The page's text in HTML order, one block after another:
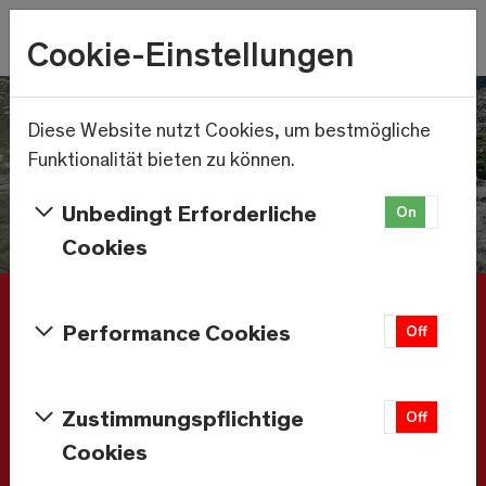
Skip to main content
18.3°C
Wetter
Unterkunft buchen
Erwachsene
Cookie-Einstellungen
Diese Website nutzt Cookies, um bestmögliche
Funktionalität bieten zu können.
Unbedingt Erforderliche
Cookies
On Off
Performance Cookies Off
Zustimmungspflichtige
Cookies
Off